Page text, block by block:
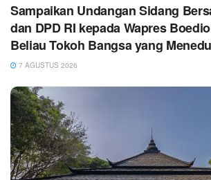
Sampaikan Undangan Sidang
dan DPD RI kepada Wapres
Beliau Tokoh Bangsa yang
7 AGUSTUS 2026